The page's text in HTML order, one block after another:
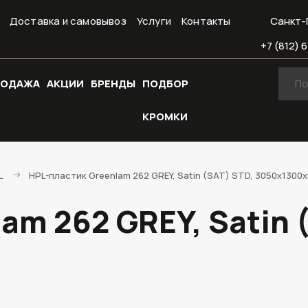
Доставка и самовывоз Услуги Контакты
Санкт-
+7 (812)
АКЦИИ БРЕНДЫ ПОДБОР
КРОМКИ
HPL-пластик Greenlam 262 GREY, Satin (SAT) STD,
262 GREY, Satin